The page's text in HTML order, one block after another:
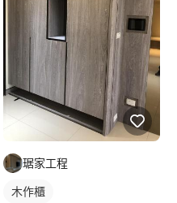
琚家工程
木作櫃